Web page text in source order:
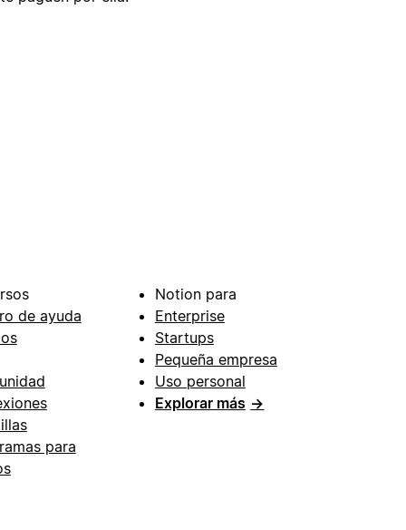
de ayuda
para
Notion para
Enterprise
Startups
Pequeña empresa
Uso personal
Explorar más →